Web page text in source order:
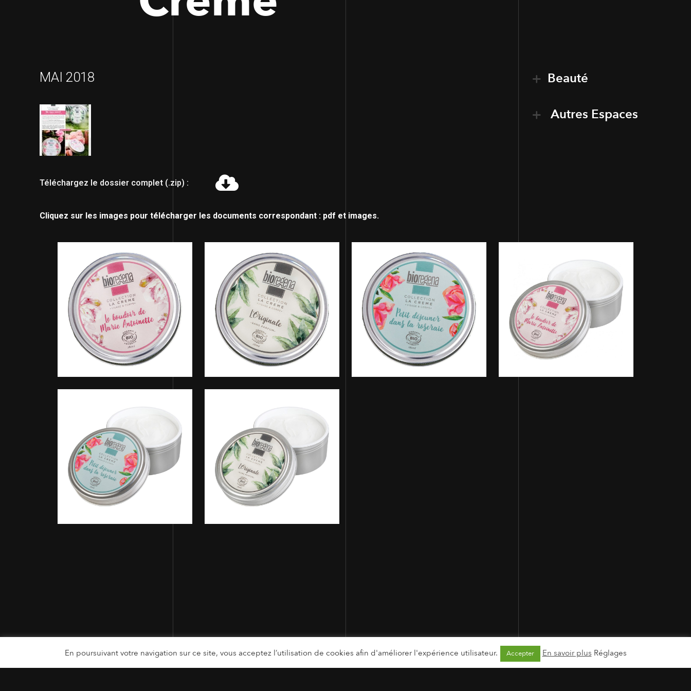
MAI 2018 Beauté
Autres Espaces
Téléchargez le dossier complet (.zip) :
Cliquez sur les images pour télécharger les documents correspondant : pdf et images.
En poursuivant votre navigation sur ce site, vous acceptez l’utilisation de cookies afin d'améliorer l'expérience utilisateur. Accepter En savoir plus Réglages